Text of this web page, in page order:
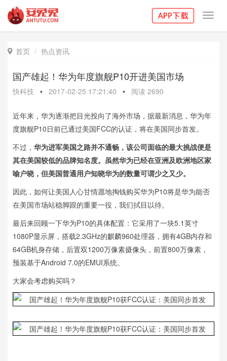
 首页 热点资讯
国产雄起！华为年度旗舰P10开进美国市场
快科技 • 2017-02-25 17:21:40 • 阅读 2690
近年来，华为逐渐把目光投向了海外市场，据最新消息，华为年
度旗舰P10日前已通过美国FCC的认证，将在美国同步首发。
不过， 华为进军美国之路并不通畅，该公司面临的最大挑战便是
其在美国较低的品牌知名度。虽然华为已经在亚洲及欧洲地区家
喻户晓，但美国普通用户知晓华为的数量可谓少之又少。
因此，如何让美国人心甘情愿地掏钱购买华为P10将是华为能否
在美国市场站稳脚跟的重要一役，我们拭目以待。
最后来回顾一下华为P10的具体配置：它采用了一块5.1英寸
1080P显示屏，搭载2.3GHz的麒麟960处理器，拥有4GB内存和
64GB机身存储，后置双1200万像素摄像头，前置800万像素，
预装基于Android 7.0的EMUI系统。
大家会考虑购买吗？